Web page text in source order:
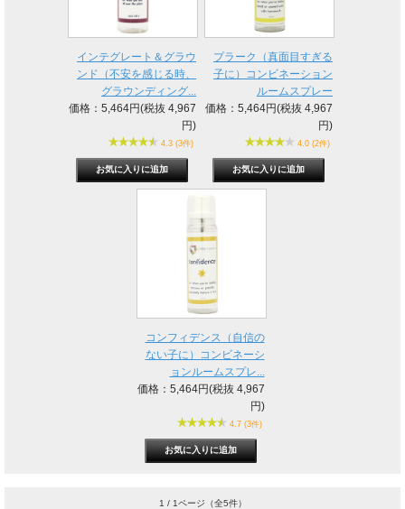
インテグレート＆グラウ
ンド（不安を感じる時、
グラウンディング...
価格：5,464円(税抜 4,967
円)
4.3 (3件)
プラーク（真面目すぎる
子に）コンビネーション
ルームスプレー
価格：5,464円(税抜 4,967
円)
4.0 (2件)
コンフィデンス（自信の
ない子に）コンビネーシ
ョンルームスプレ...
価格：5,464円(税抜 4,967
円)
4.7 (3件)
1 / 1ページ （全5件）